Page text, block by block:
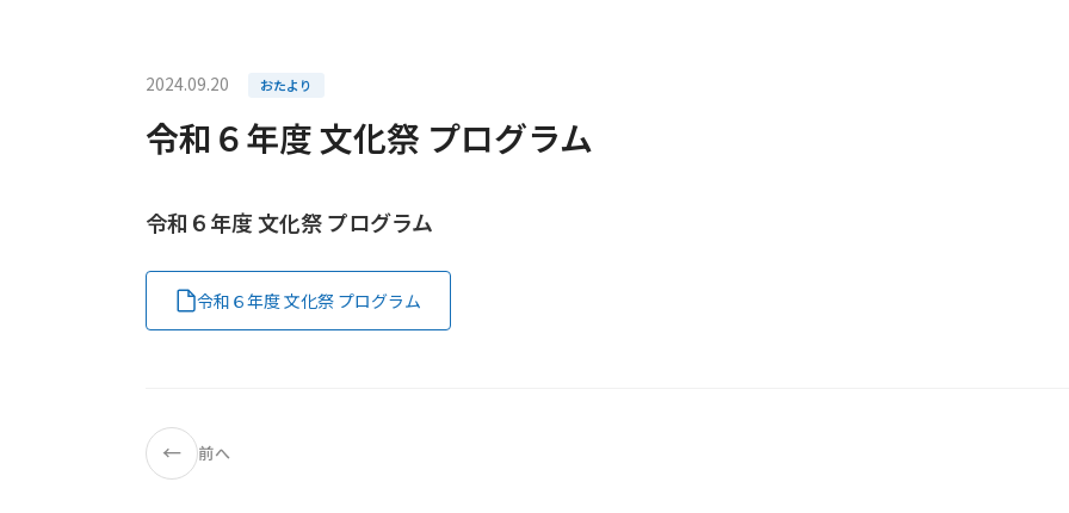
2024.09.20 おたより
令和６年度 文化祭 プログラム
令和６年度 文化祭 プログラム
令和６年度 文化祭 プログラム
← 前へ